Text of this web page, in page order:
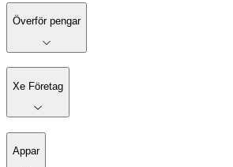
Överför pengar
Xe Företag
Appar